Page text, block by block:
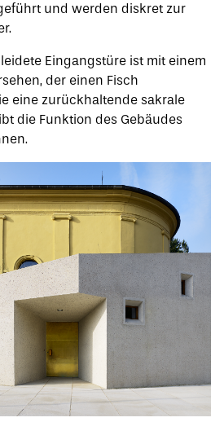
und werden diskret zur
Eingangstüre ist mit einem
der einen Fisch
eine zurückhaltende sakrale
die Funktion des Gebäudes